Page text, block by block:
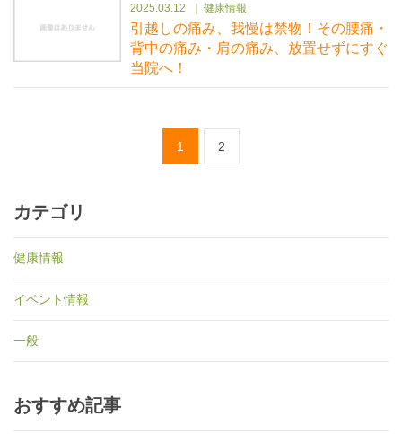
2025.03.12 健康情報
引越しの痛み、我慢は禁物！その腰痛・
背中の痛み・肩の痛み、放置せずにすぐ
当院へ！
1 2
カテゴリ
健康情報
イベント情報
一般
おすすめ記事